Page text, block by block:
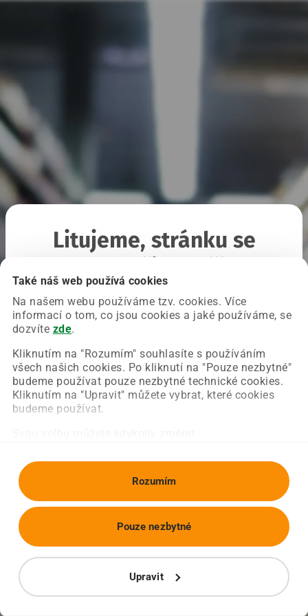
Také náš web používá cookies
Na našem webu používáme tzv. cookies. Více
informací o tom, co jsou cookies a jaké používáme, se
dozvíte zde.
Kliknutím na "Rozumím" souhlasíte s používáním
všech našich cookies. Po kliknutí na "Pouze nezbytné"
budeme používat pouze nezbytné technické cookies.
Kliknutím na "Upravit" můžete vybrat, které cookies
budeme používat.
Rozumím
Upravit
Pouze nezbytné
Litujeme, stránku se
Chyba nastala na naší straně a už ji opravujeme.
Zkuste prosím znovu načíst požadovanou stránku.
Obnovit stránku Úvodní strana